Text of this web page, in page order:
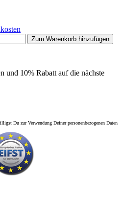
Zum Warenkorb hinzufügen
und 10% Rabatt auf die nächste
Du zur Verwendung Deiner personenbezogenen Daten